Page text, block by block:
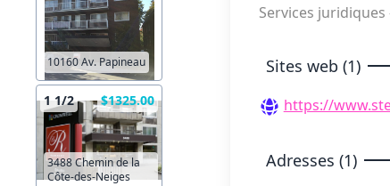
10160 Av. Papineau
1 1/2 $1325.00
3488 Chemin de la
Côte-des-Neiges
Services juridiques
Sites web (1)
https://
Adresses (1)